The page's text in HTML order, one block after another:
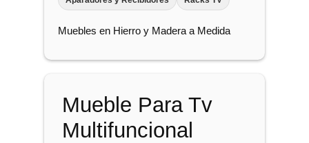
u
Muebles en Hierro y Madera a Medida
Mueble Para Tv
Multifuncional